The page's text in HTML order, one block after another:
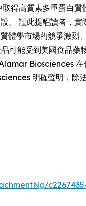
得高質素多重蛋白質
。 謹此提醒讀者，
學市場的競爭激烈
能受到美國食品藥
Biosciences
明確聲明，除